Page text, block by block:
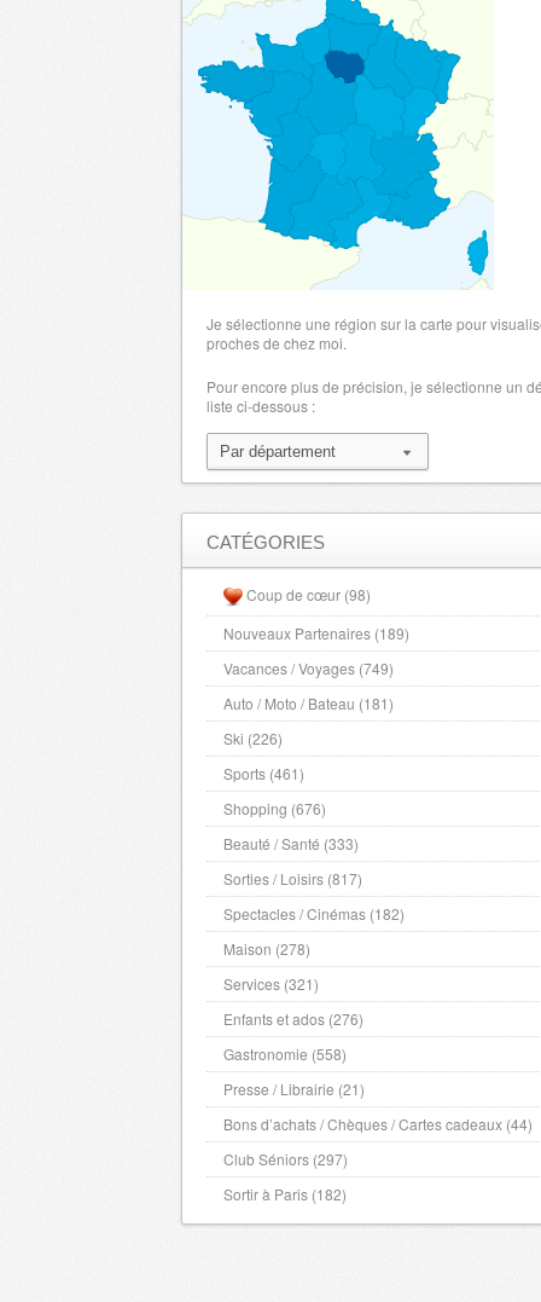
Gironde - 33000 , (fr)
Herault - 34000 , (fr)
Ille et Vilaine - 35000 , (fr)
Indre
- 39000 , (fr)
- 42000 , (fr)
Haute Loire - 43000 , (fr)
LoireAtlantique - 44000 , (fr)
- 45000 , (fr)
Lot et Garonne
Lozere
Maine et Loire
Manche - 50000 , (fr)
Marne - 51000 , (fr)
Haute Marne
Mayenne - 53000 , (fr)
Meurthe et Moselle - 54000 , (fr)
Meuse - 55000 , (fr)
Morbihan - 56000 , (fr)
Moselle - 57000 , (fr)
Nievre - 58000 , (fr)
Nord - 59000 , (fr)
Oise - 60000 , (fr)
Orne - 61000 , (fr)
Pas de Calais - 62000 , (fr)
Puy de Dome - 63000 , (fr)
Pyrenees Atlantiques - 64000 , (fr)
Hautes Pyrenees - 65000 , (fr)
Pyrenees Orientales - 66000 , (fr)
Bas Rhin - 67000 , (fr)
Haut Rhin - 68000 , (fr)
Rhone - 69000 , (fr)
Haute Saone - 70000 , (fr)
Saone et Loire - 71000 , (fr)
Sarthe - 72000 , (fr)
Savoie - 73000 , (fr)
Haute Savoie - 74000 , (fr)
Je sélectionne une région sur la carte pour
proches de chez moi.
Pour encore plus de précision, je sélectionne un
liste ci-dessous :
CATÉGORIES
Coup de cœur (98)
Nouveaux Partenaires (189)
Vacances / Voyages (749)
Auto / Moto / Bateau (181)
Ski (226)
Sports (461)
Shopping (676)
Beauté / Santé (333)
Sorties / Loisirs (817)
Spectacles / Cinémas (182)
Maison (278)
Services (321)
Enfants et ados (276)
Gastronomie (558)
Presse / Librairie (21)
Bons d’achats / Chèques / Cartes cadeaux (44)
Club Séniors (297)
Sortir à Paris (182)